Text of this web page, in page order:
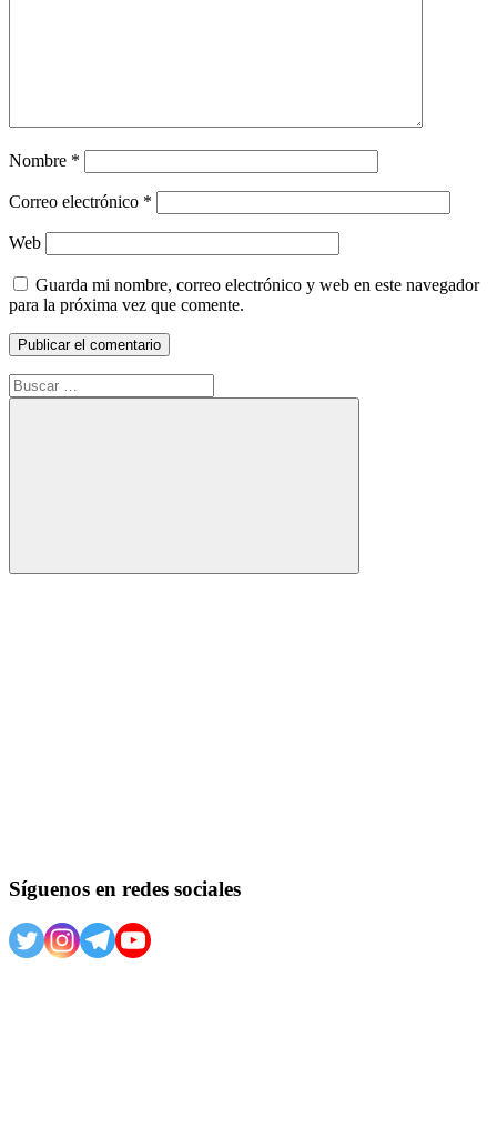
Nombre *
Correo electrónico *
Web
Guarda mi nombre, correo electrónico y web en este navegador
para la próxima vez que comente.
Buscar:
Buscar
Síguenos en redes sociales